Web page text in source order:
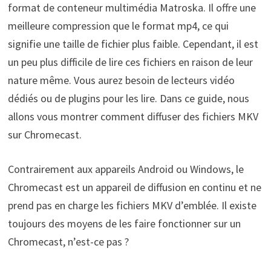
format de conteneur multimédia Matroska. Il offre une
meilleure compression que le format mp4, ce qui
signifie une taille de fichier plus faible. Cependant, il est
un peu plus difficile de lire ces fichiers en raison de leur
nature même. Vous aurez besoin de lecteurs vidéo
dédiés ou de plugins pour les lire. Dans ce guide, nous
allons vous montrer comment diffuser des fichiers MKV
sur Chromecast.
Contrairement aux appareils Android ou Windows, le
Chromecast est un appareil de diffusion en continu et ne
prend pas en charge les fichiers MKV d’emblée. Il existe
toujours des moyens de les faire fonctionner sur un
Chromecast, n’est-ce pas ?